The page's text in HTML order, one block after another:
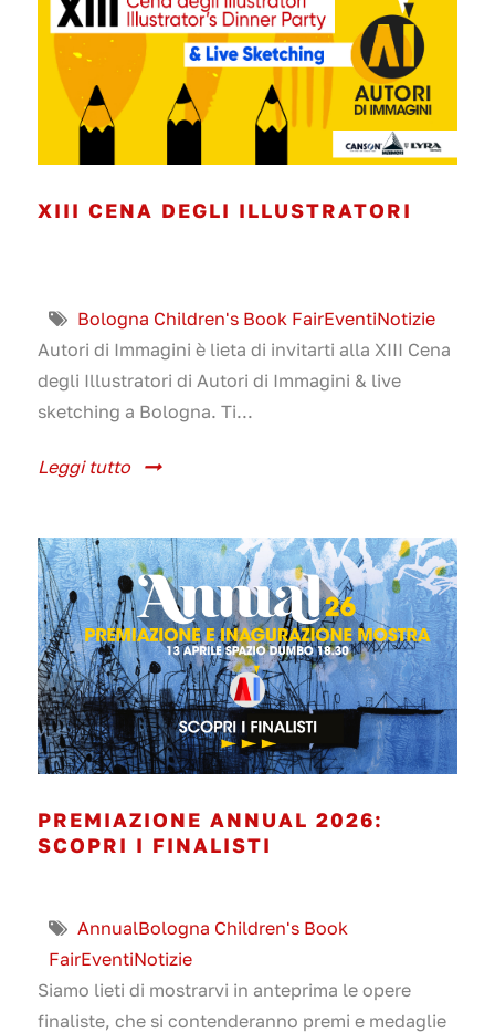
XIII CENA DEGLI ILLUSTRATORI
Bologna Children's Book FairEventiNotizie
Autori di Immagini è lieta di invitarti alla XIII Cena
degli Illustratori di Autori di Immagini & live
sketching a Bologna. Ti...
Leggi tutto
PREMIAZIONE ANNUAL 2026:
SCOPRI I FINALISTI
AnnualBologna Children's Book
FairEventiNotizie
Siamo lieti di mostrarvi in anteprima le opere
finaliste, che si contenderanno premi e medaglie